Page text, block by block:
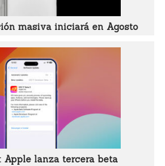
masiva iniciará en Agosto
Apple lanza tercera beta